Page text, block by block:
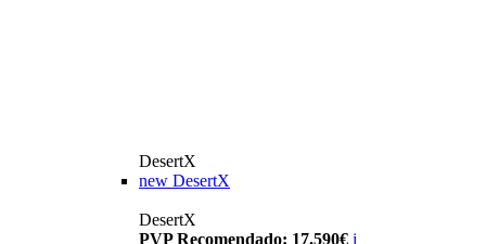
DesertX
new DesertX
DesertX
PVP Recomendado: 17.590€ i